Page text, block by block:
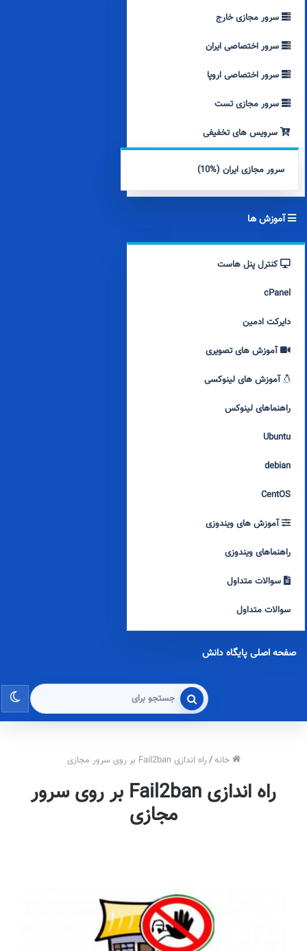
سرور مجازی خارج
سرور اختصاصی ایران
سرور اختصاصی اروپا
سرور مجازی تست
سرویس های تخفیفی
سرور مجازی ایران (%10)
آموزش ها
کنترل پنل هاست
cPanel
دایرکت ادمین
آموزش های تصویری
آموزش های لینوکسی
راهنماهای لینوکس
Ubuntu
debian
CentOS
آموزش های ویندوزی
راهنماهای ویندوزی
سوالات متداول
سوالات متداول
صفحه اصلی پایگاه دانش
جستجو
برای
خانه/راه اندازی Fail2ban بر روی سرور مجازی
راه اندازی Fail2ban بر روی سرور
مجازی